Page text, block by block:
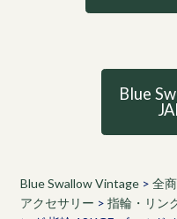
Blue
Blue Swallow Vintage> 全
アクセサリー > 指輪・リン